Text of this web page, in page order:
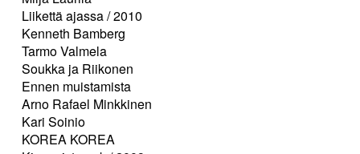
Liikettä ajassa / 2010
Kenneth Bamberg
Tarmo Valmela
Soukka ja Riikonen
Ennen muistamista
Arno Rafael Minkkinen
Kari Soinio
KOREA KOREA